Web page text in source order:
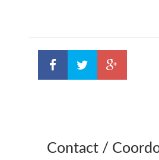
Contact /